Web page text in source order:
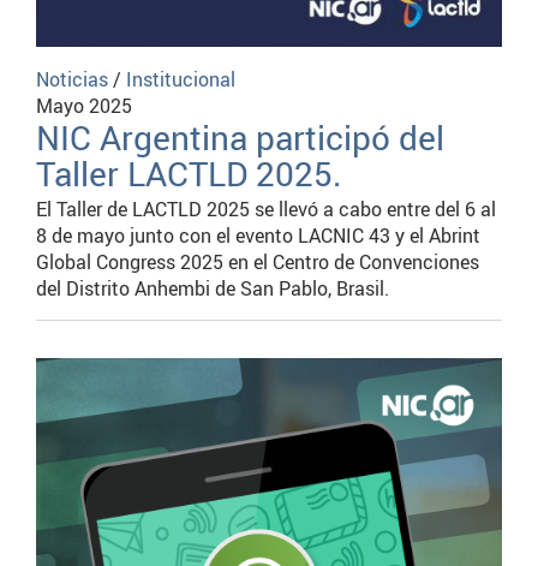
Noticias/ Institucional
Mayo 2025
NIC Argentina participó del
Taller LACTLD 2025.
El Taller de LACTLD 2025 se llevó a cabo entre del 6 al
8 de mayo junto con el evento LACNIC 43 y el Abrint
Global Congress 2025 en el Centro de Convenciones
del Distrito Anhembi de San Pablo, Brasil.